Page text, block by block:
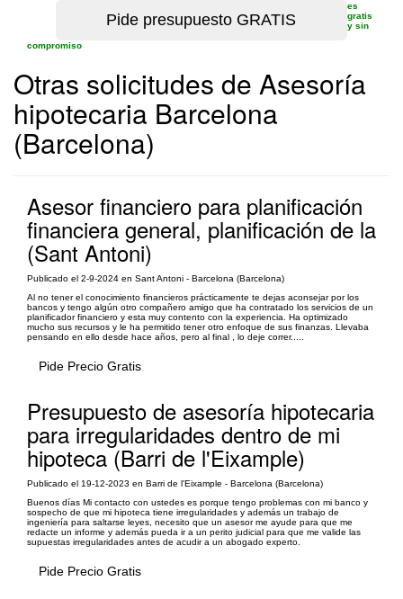
es
gratis
y sin
compromiso
Otras solicitudes de Asesoría
hipotecaria Barcelona
(Barcelona)
Asesor financiero para planificación
financiera general, planificación de la
(Sant Antoni)
Publicado el 2-9-2024 en Sant Antoni - Barcelona (Barcelona)
Al no tener el conocimiento financieros prácticamente te dejas aconsejar por los
bancos y tengo algún otro compañero amigo que ha contratado los servicios de un
planificador financiero y esta muy contento con la experiencia. Ha optimizado
mucho sus recursos y le ha permitido tener otro enfoque de sus finanzas. Llevaba
pensando en ello desde hace años, pero al final , lo deje correr.....
Pide Precio Gratis
Presupuesto de asesoría hipotecaria
para irregularidades dentro de mi
hipoteca (Barri de l'Eixample)
Publicado el 19-12-2023 en Barri de l'Eixample - Barcelona (Barcelona)
Buenos días Mi contacto con ustedes es porque tengo problemas con mi banco y
sospecho de que mi hipoteca tiene irregularidades y además un trabajo de
ingeniería para saltarse leyes, necesito que un asesor me ayude para que me
redacte un informe y además pueda ir a un perito judicial para que me valide las
supuestas irregularidades antes de acudir a un abogado experto.
Pide Precio Gratis